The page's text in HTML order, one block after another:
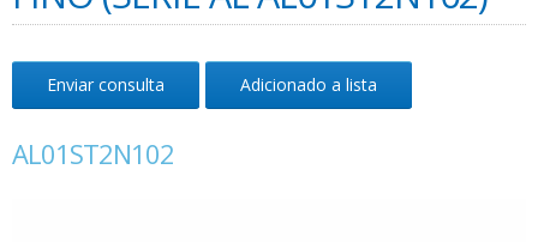
Enviar consulta Adicionado a lista
AL01ST2N102